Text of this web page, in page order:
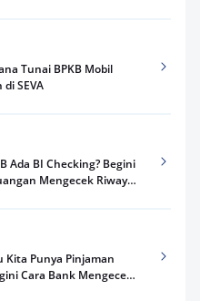
Tunai BPKB Mobil
SEVA
Ada BI Checking? Begini
Mengecek Riwayat
Kita Punya Pinjaman
Cara Bank Mengecek